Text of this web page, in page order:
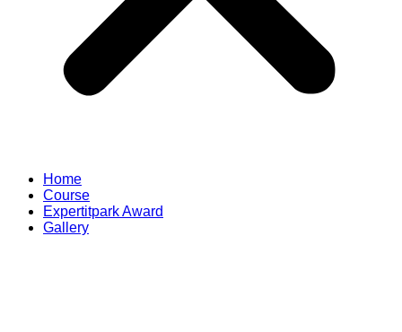
Home
Course
Expertitpark Award
Gallery